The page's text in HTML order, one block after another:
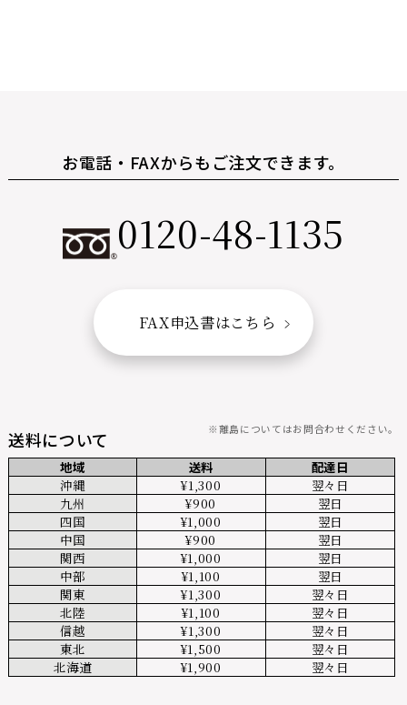
お電話・FAXからもご注文できます。
0120-48-1135
FAX申込書はこちら
送料について ※離島についてはお問合わせください。
地域
沖縄
九州
四国
中国
関西
中部
関東
北陸
信越
東北
北海道
送料
¥1,300
¥900
¥1,000
¥900
¥1,000
¥1,100
¥1,300
¥1,100
¥1,300
¥1,500
¥1,900
配達日
翌々日
翌日
翌日
翌日
翌日
翌日
翌々日
翌々日
翌々日
翌々日
翌々日